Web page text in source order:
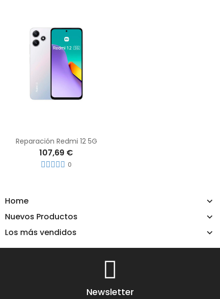
Home
Nuevos Productos
Los más vendidos
Reparación Redmi 12 5G
107,69 €
0
Newsletter